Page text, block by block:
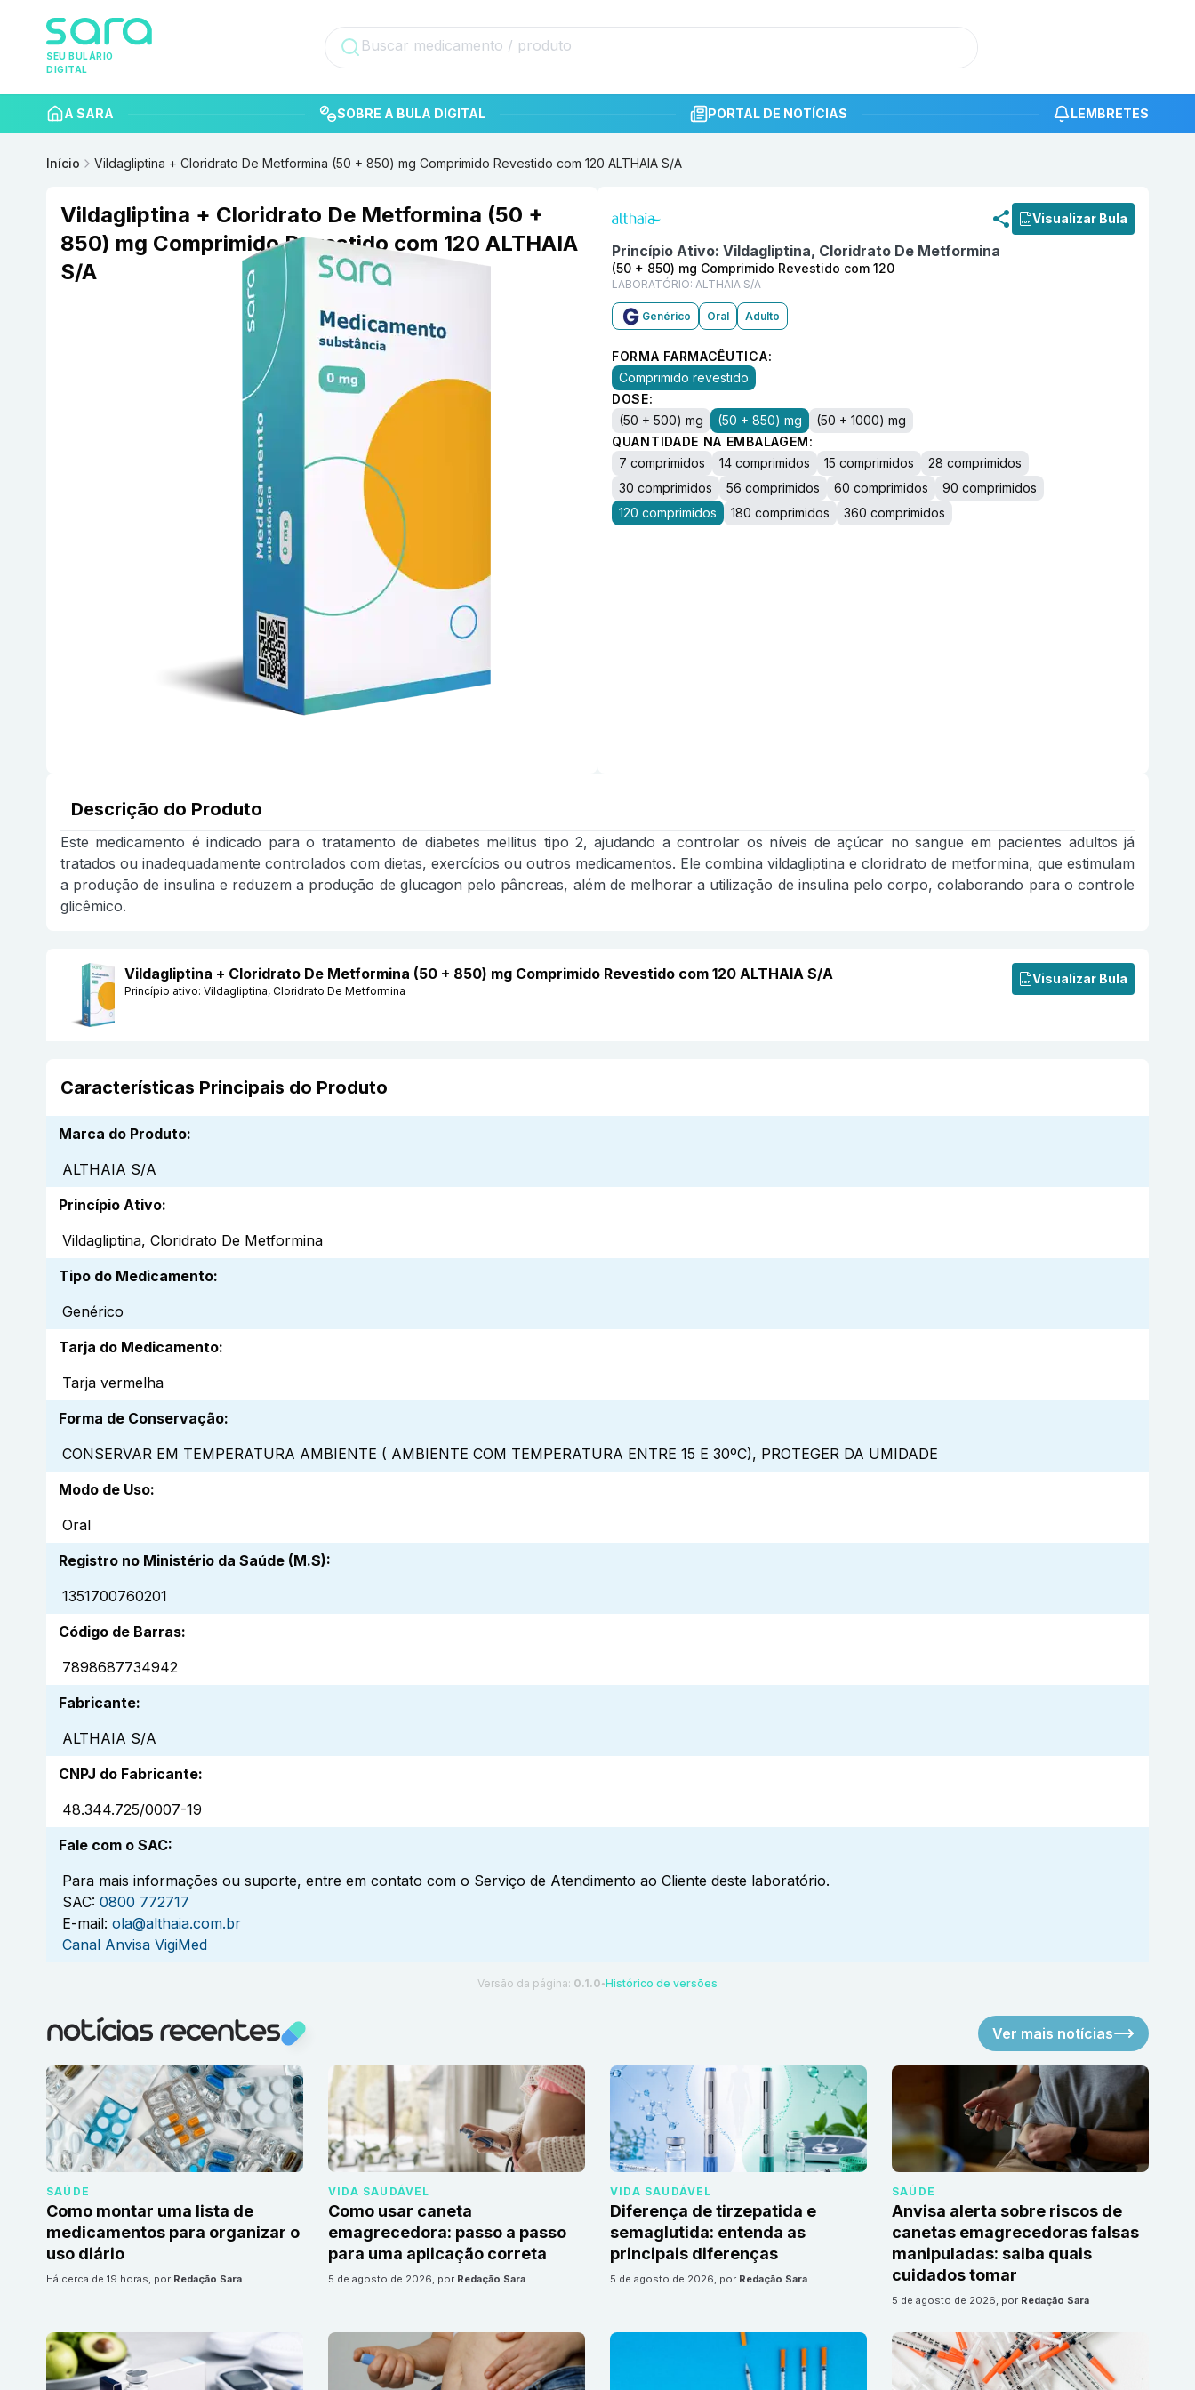
SEU BULÁRIO
DIGITAL
A SARA SOBRE A BULA DIGITAL PORTAL DE NOTÍCIAS LEMBRETES
Início Vildagliptina + Cloridrato De Metformina (50 + 850) mg Comprimido Revestido com 120 ALTHAIA S/A
Vildagliptina + Cloridrato De Metformina (50 +
850) mg Comprimido Revestido com 120 ALTHAIA
S/A
Visualizar Bula
Princípio Ativo: Vildagliptina, Cloridrato De Metformina
(50 + 850) mg Comprimido Revestido com 120
LABORATÓRIO: ALTHAIA S/A
Genérico Oral Adulto
FORMA FARMACÊUTICA:
Comprimido revestido
DOSE:
(50 + 500) mg
(50 + 850) mg
(50 + 1000) mg
QUANTIDADE NA EMBALAGEM:
7 comprimidos
14 comprimidos 15 comprimidos
28 comprimidos
30 comprimidos
56 comprimidos 60 comprimidos
90 comprimidos
120 comprimidos
180 comprimidos 360 comprimidos
Descrição do Produto
Este medicamento é indicado para o tratamento de diabetes mellitus tipo 2, ajudando a controlar os níveis de açúcar no sangue em pacientes adultos já
tratados ou inadequadamente controlados com dietas, exercícios ou outros medicamentos. Ele combina vildagliptina e cloridrato de metformina, que estimulam
a produção de insulina e reduzem a produção de glucagon pelo pâncreas, além de melhorar a utilização de insulina pelo corpo, colaborando para o controle
glicêmico.
Vildagliptina + Cloridrato De Metformina (50 + 850) mg Comprimido Revestido com 120 ALTHAIA S/A
Princípio ativo: Vildagliptina, Cloridrato De Metformina
Visualizar Bula
Características Principais do Produto
Marca do Produto:
ALTHAIA S/A
Princípio Ativo:
Vildagliptina, Cloridrato De Metformina
Tipo do Medicamento:
Genérico
Tarja do Medicamento:
Tarja vermelha
Forma de Conservação:
CONSERVAR EM TEMPERATURA AMBIENTE ( AMBIENTE COM TEMPERATURA ENTRE 15 E 30ºC), PROTEGER DA UMIDADE
Modo de Uso:
Oral
Registro no Ministério da Saúde (M.S):
1351700760201
Código de Barras:
7898687734942
Fabricante:
ALTHAIA S/A
CNPJ do Fabricante:
48.344.725/0007-19
Fale com o SAC:
Para mais informações ou suporte, entre em contato com o Serviço de Atendimento ao Cliente deste laboratório.
SAC: 0800 772717
E-mail: ola@althaia.com.br
Canal Anvisa VigiMed
Versão da página: 0.1.0 ●Histórico de versões
notícias recentes Ver mais notícias
SAÚDE
Como montar uma lista de
medicamentos para organizar o
uso diário
há cerca de 19 horas, por Redação Sara
VIDA SAUDÁVEL
Como usar caneta
emagrecedora: passo a passo
para uma aplicação correta
5 de agosto de 2026, por Redação Sara
VIDA SAUDÁVEL
Diferença de tirzepatida e
semaglutida: entenda as
principais diferenças
5 de agosto de 2026, por Redação Sara
SAÚDE
Anvisa alerta sobre riscos de
canetas emagrecedoras falsas
manipuladas: saiba quais
cuidados tomar
5 de agosto de 2026, por Redação Sara